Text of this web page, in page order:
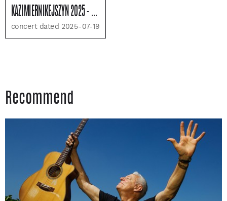
KAZIMIERNIKEJSZYN 2025 - DZIEŃ 4
concert dated 2025-07-19
Recommend